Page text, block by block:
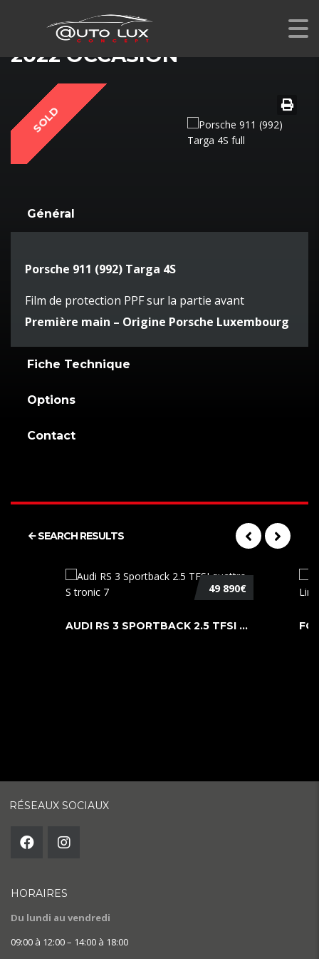
PORSCHE 911 (992) TARGA 4S
2022 OCCASION
SOLD
Général
Porsche 911 (992) Targa 4S
Film de protection PPF sur la partie avant
Première main – Origine Porsche Luxembourg
Fiche Technique
Options
Contact
SEARCH RESULTS
49 890€
AUDI RS 3 SPORTBACK 2.5 TFSI QUATTR ...
RÉSEAUX SOCIAUX
HORAIRES
Du lundi au vendredi
09:00 à 12:00 – 14:00 à 18:00